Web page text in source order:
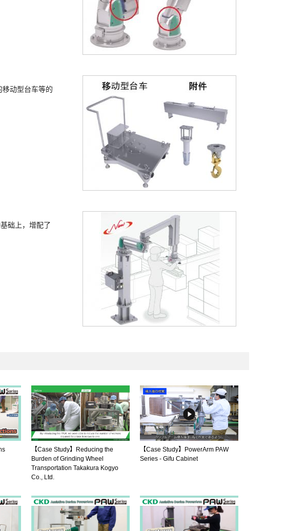
动型台车等的
础上，增配了
【Case Study】Reducing the
Burden of Grinding Wheel
Transportation Takakura Kogyo
Co., Ltd.
【Case Study】PowerArm PAW
Series - Gifu Cabinet